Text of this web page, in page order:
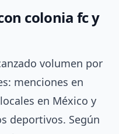
colonia fc y
volumen por
menciones en
en México y
deportivos. Según